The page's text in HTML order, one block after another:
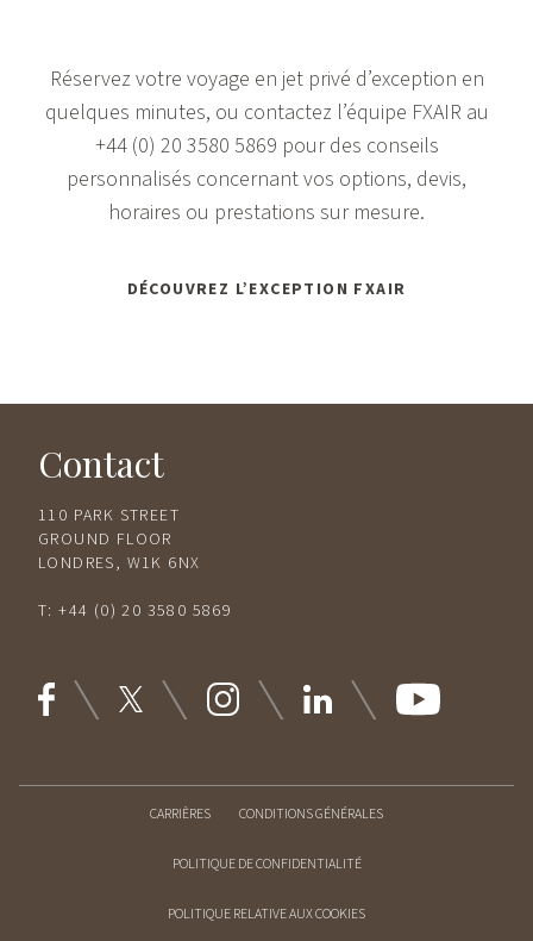
Réservez votre voyage en jet privé d’exception en
quelques minutes, ou contactez l’équipe FXAIR au
+44 (0) 20 3580 5869 pour des conseils
personnalisés concernant vos options, devis,
horaires ou prestations sur mesure.
DÉCOUVREZ L’EXCEPTION FXAIR
Contact
110 PARK STREET
GROUND FLOOR
LONDRES, W1K 6NX
T:+44 (0) 20 3580 5869
CARRIÈRES CONDITIONS GÉNÉRALES
POLITIQUE DE CONFIDENTIALITÉ
POLITIQUE RELATIVE AUX COOKIES